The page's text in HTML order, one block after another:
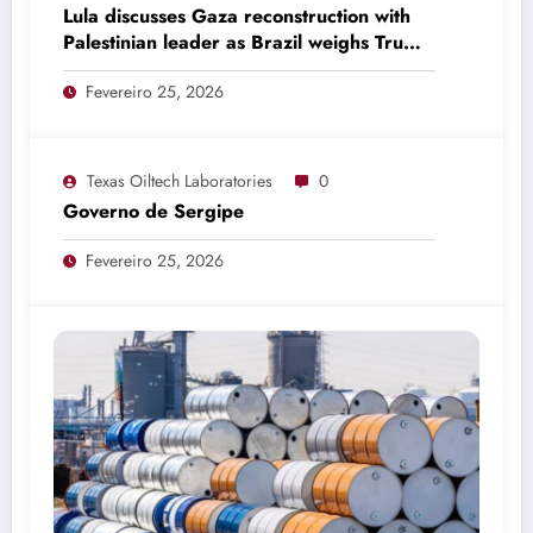
Lula discusses Gaza reconstruction with
Palestinian leader as Brazil weighs Trump
invitation
Fevereiro 25, 2026
Texas Oiltech Laboratories 0
Governo de Sergipe
Fevereiro 25, 2026